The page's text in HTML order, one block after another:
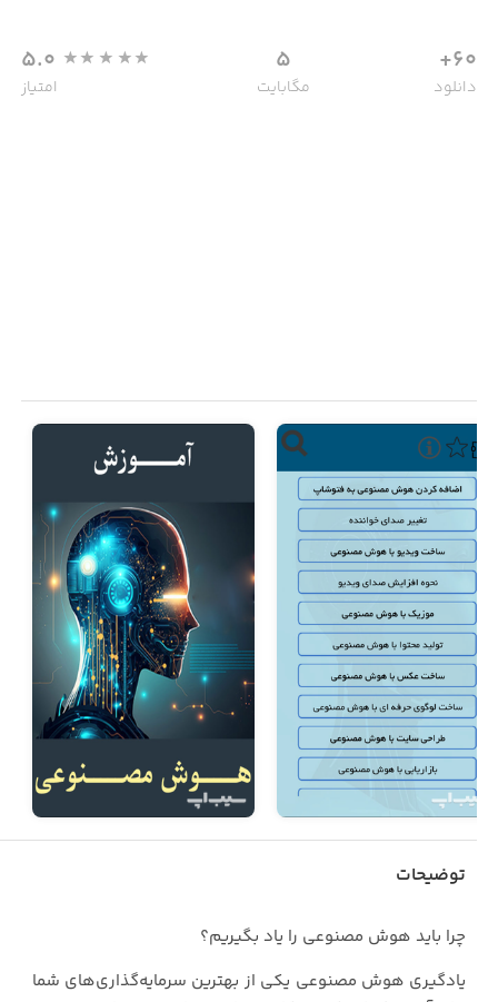
60+
دانلود
5
مگابایت
5.0
امتیاز
توضیحات
چرا بايد هوش مصنوعي را ياد بگيريم؟
يادگيري هوش مصنوعي يکي از بهترين سرمايه‌گذاري‌هاي شما